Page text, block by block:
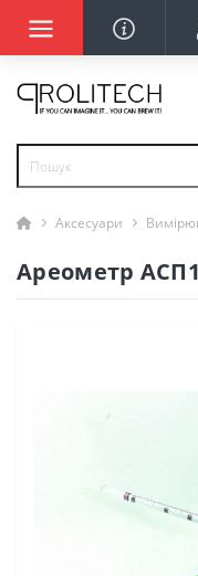
Аксесуари
Ареометр